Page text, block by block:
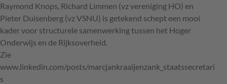
Raymond Knops, Richard Limmen (vz vereniging HO) en
Pieter Duisenberg (vz VSNU) is getekend schept een mooi
kader voor structurele samenwerking tussen het Hoger
Onderwijs en de Rijksoverheid.
Zie
www.linkedin.com/posts/marcjankraaijenzank_staatssecretari
s